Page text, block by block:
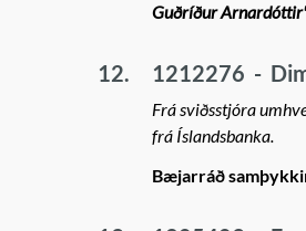
Guðríður
12. 1212276 -
Frá sviðsstjóra
frá Íslandsbanka.
Bæjarráð